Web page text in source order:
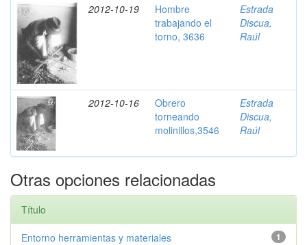
2012-10-19
Hombre
trabajando el
torno, 3636
Estrada
Discua,
Raúl
2012-10-16
Obrero
torneando
molinillos,3546
Estrada
Discua,
Raúl
Otras opciones relacionadas
Título
1
Entorno herramientas y materiales